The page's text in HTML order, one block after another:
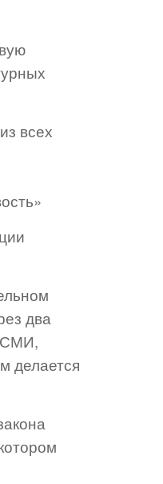
всех
два
СМИ,
делается